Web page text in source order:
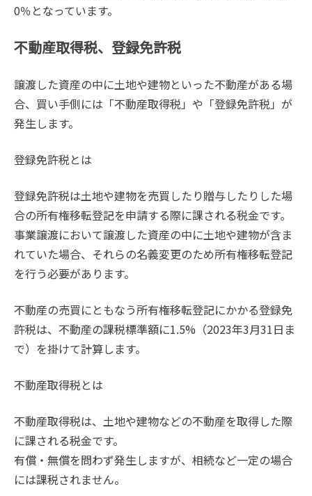
0％となっています。
不動産取得税、登録免許税
譲渡した資産の中に土地や建物といった不動産がある場
合、買い手側には「不動産取得税」や「登録免許税」が
発生します。
登録免許税とは
登録免許税は土地や建物を売買したり贈与したりした場
合の所有権移転登記を申請する際に課される税金です。
事業譲渡において譲渡した資産の中に土地や建物が含ま
れていた場合、それらの名義変更のため所有権移転登記
を行う必要があります。
不動産の売買にともなう所有権移転登記にかかる登録免
許税は、不動産の課税標準額に1.5%（2023年3月31日ま
で）を掛けて計算します。
不動産取得税とは
不動産取得税は、土地や建物などの不動産を取得した際
に課される税金です。
有償・無償を問わず発生しますが、相続など一定の場合
には課税されません。